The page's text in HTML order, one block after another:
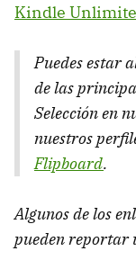
Kindle
Puedes estar
de las
Selección en
nuestros
Flipboard.
Algunos de los
pueden reportar